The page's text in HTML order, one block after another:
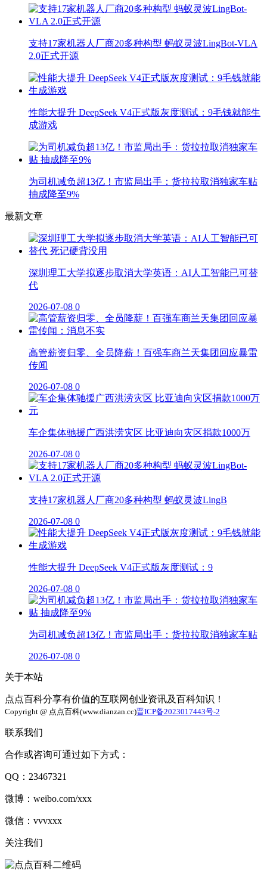
支持17家机器人厂商20多种构型 蚂蚁灵波LingBot-VLA
2.0正式开源
性能大提升 DeepSeek V4正式版灰度测试：9毛钱就能生
成游戏
为司机减负超13亿！市监局出手：货拉拉取消独家车贴
抽成降至9%
最新文章
深圳理工大学拟逐步取消大学英语：AI人工智能已可替
代
2026-07-08 0
高管薪资归零、全员降薪！百强车商兰天集团回应暴雷
传闻
2026-07-08 0
车企集体驰援广西洪涝灾区 比亚迪向灾区捐款1000万
2026-07-08 0
支持17家机器人厂商20多种构型 蚂蚁灵波LingB
2026-07-08 0
性能大提升 DeepSeek V4正式版灰度测试：9
2026-07-08 0
为司机减负超13亿！市监局出手：货拉拉取消独家车贴
2026-07-08 0
关于本站
点点百科分享有价值的互联网创业资讯及百科知识！
Copyright @ 点点百科(www.dianzan.cc)晋ICP备2023017443号-2
联系我们
合作或咨询可通过如下方式：
QQ：23467321
微博：weibo.com/xxx
微信：vvvxxx
关注我们